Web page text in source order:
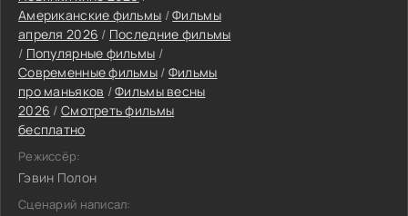
Американские фильмы /Фильмы
апреля 2026 / Последние фильмы
/ Популярные фильмы /
Современные фильмы / Фильмы
про маньяков /Фильмы весны
2026 / Смотреть фильмы
бесплатно
Режиссёр:
Гэвин Полон
Сценарий написал: